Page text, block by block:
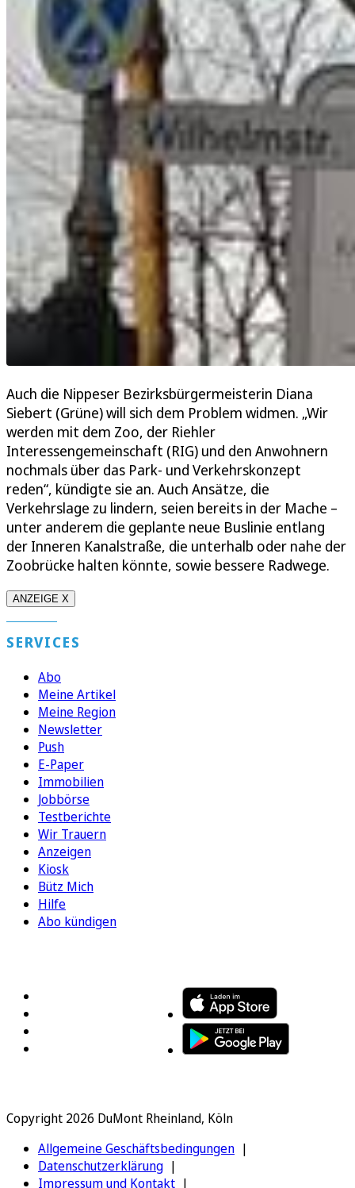
Auch die Nippeser Bezirksbürgermeisterin Diana
Siebert (Grüne) will sich dem Problem widmen. „Wir
werden mit dem Zoo, der Riehler
Interessengemeinschaft (RIG) und den Anwohnern
nochmals über das Park- und Verkehrskonzept
reden“, kündigte sie an. Auch Ansätze, die
Verkehrslage zu lindern, seien bereits in der Mache –
unter anderem die geplante neue Buslinie entlang
der Inneren Kanalstraße, die unterhalb oder nahe der
Zoobrücke halten könnte, sowie bessere Radwege.
ANZEIGE X
SERVICES
Abo
Meine Artikel
Meine Region
Newsletter
Push
E-Paper
Immobilien
Jobbörse
Testberichte
Wir Trauern
Anzeigen
Kiosk
Bütz Mich
Hilfe
Abo kündigen
Copyright 2026 DuMont Rheinland, Köln
Allgemeine Geschäftsbedingungen
Datenschutzerklärung
Impressum und Kontakt